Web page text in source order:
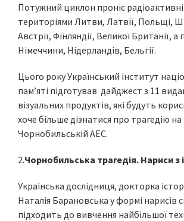
Потужний циклон проніс
територіями Литви, Латвії, Польщі,
Австрії, Фінляндії, Великої Британії, а
Німеччини, Нідерландів, Бельгії.
Цього року Український інститут
пам’яті підготував дайджест з 11
візуальних продуктів, які будуть
хоче більше дізнатися про трагедію на
Чорнобильській АЕС.
2.Чорнобильська трагедія. Нариси з
Українська дослідниця, докторка
Наталія Барановська у формі нарисів
підходить до вивчення найбільшої